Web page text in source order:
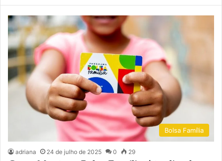
Bolsa Família
adriana 24 de julho de 2025 0 29